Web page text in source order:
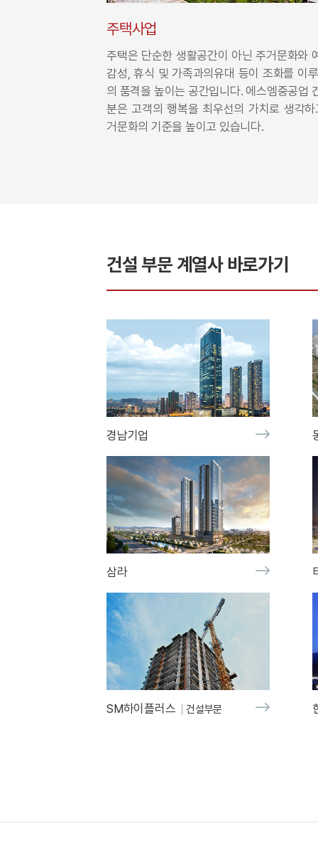
주택사업
주택은 단순한 생활공간이 아닌 주거문화와
감성, 휴식 및 가족과의유대 등이 조화를 이
의 품격을 높이는 공간입니다. 에스엠중공업
분은 고객의 행복을 최우선의 가치로 생각
거문화의 기준을 높이고 있습니다.
건설부문 계열사 바로가기
경남기업
삼라
SM하이플러스 건설부문